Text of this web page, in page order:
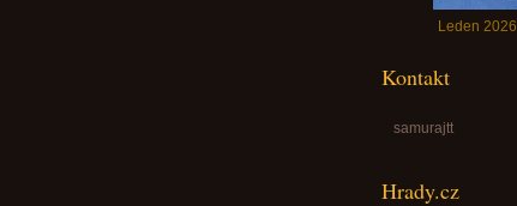
Leden 2026
Kontakt
samurajtt
Hrady.cz